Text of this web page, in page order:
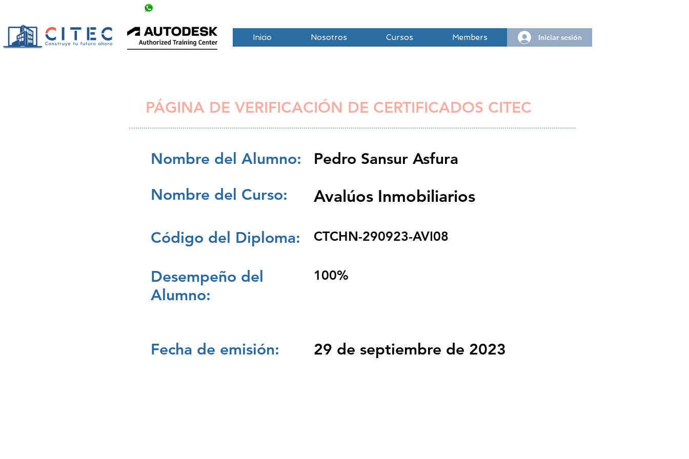
Inicio Nosotros Cursos Members Iniciar sesión
PÁGINA DE VERIFICACIÓN DE CERTIFICADOS CITEC
Nombre del Alumno:
Pedro Sansur Asfura
Nombre del Curso:
Avalúos Inmobiliarios
Código del Diploma: CTCHN-290923-AVI08
Desempeño del
Alumno:
100%
Fecha de emisión: 29 de septiembre de 2023